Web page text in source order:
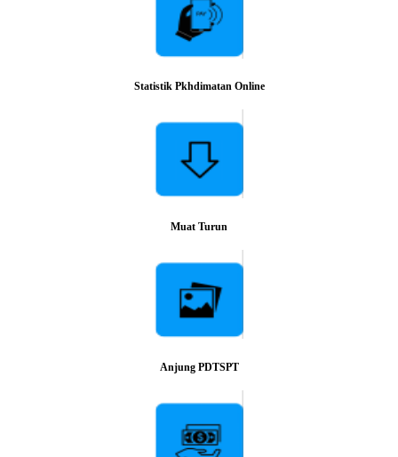
Statistik Pkhdimatan Online
Muat Turun
Anjung PDTSPT